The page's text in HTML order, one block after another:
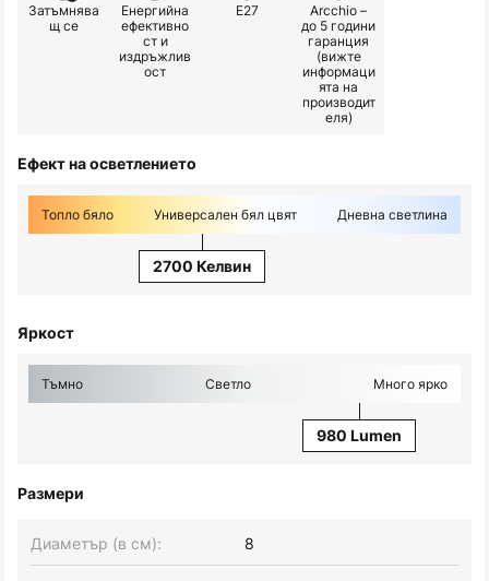
Затъмнява
щ се
Енергийна
ефективно
ст и
издръжлив
ост
E27
Arcchio –
до 5 години
гаранция
(вижте
информаци
ята на
производит
еля)
Ефект на осветлението
Топло бяло Универсален бял цвят Дневна светлина
2700 Келвин
Яркост
Тъмно Светло Много ярко
980 Lumen
Размери
Диаметър (в см): 8